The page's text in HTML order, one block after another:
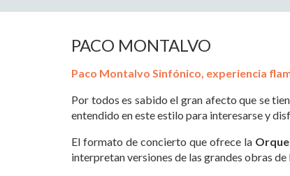
PACO MONTALVO
Paco Montalvo Sinfónico, experiencia
Por todos es sabido el gran afecto que se
entendido en este estilo para interesarse y
El formato de concierto que ofrece la
interpretan versiones de las grandes obras